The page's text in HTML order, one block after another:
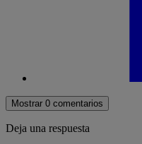
Mostrar 0 comentarios
Deja una respuesta